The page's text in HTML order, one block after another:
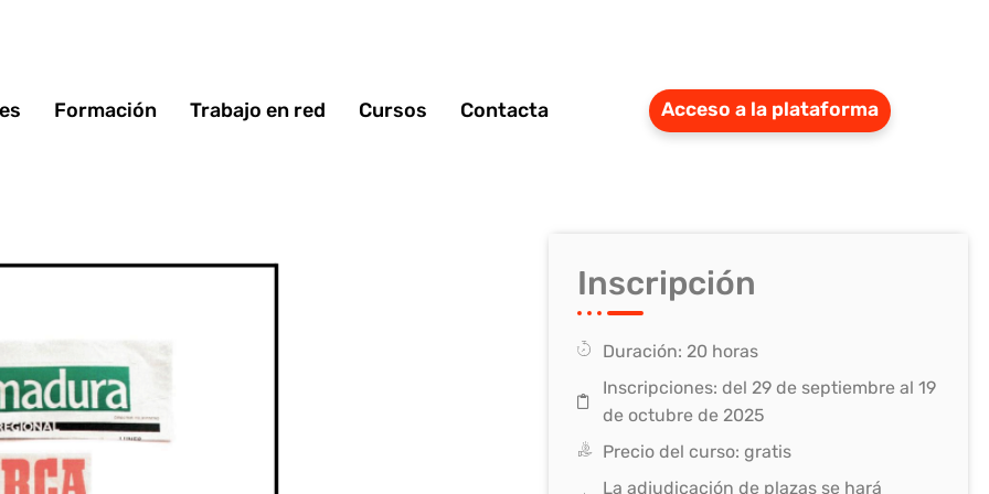
Formación Trabajo en red Cursos Contacta Acceso a la plataforma
Inscripción
Duración: 20 horas
Inscripciones: del 29 de septiembre al 19
de octubre de 2025
Precio del curso: gratis
La adjudicación de plazas se hará